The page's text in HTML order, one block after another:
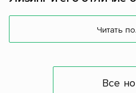
Читать
Все